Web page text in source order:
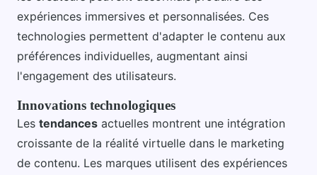
expériences immersives et personnalisées. Ces
technologies permettent d'adapter le contenu aux
préférences individuelles, augmentant ainsi
l'engagement des utilisateurs.
Innovations technologiques
Les tendances actuelles montrent une intégration
croissante de la réalité virtuelle dans le marketing
de contenu. Les marques utilisent des expériences